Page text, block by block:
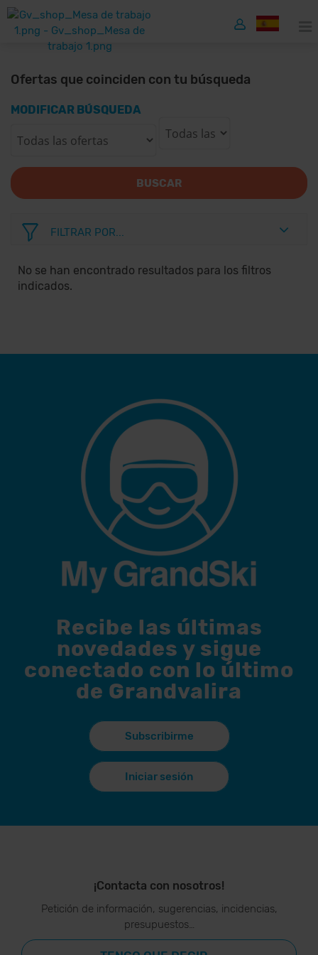
Ofertas que coinciden con tu búsqueda
MODIFICAR BÚSQUEDA
BUSCAR
FILTRAR POR...
No se han encontrado resultados para los filtros
indicados.
Recibe las últimas
novedades y sigue
conectado con lo último
de Grandvalira
Subscribirme
Iniciar sesión
¡Contacta con nosotros!
Petición de información, sugerencias, incidencias,
presupuestos…